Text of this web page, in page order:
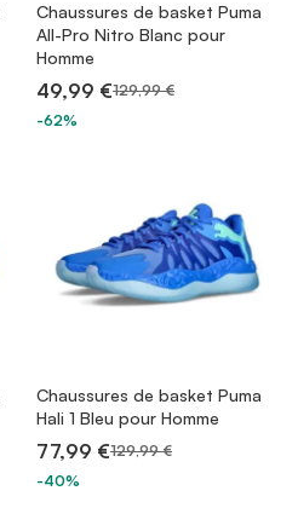
Chaussures de basket Puma
All-Pro Nitro Blanc pour
Homme
49,99 €129,99 €
-62%
Chaussures de basket Puma
Hali 1 Bleu pour Homme
77,99 €129,99 €
-40%